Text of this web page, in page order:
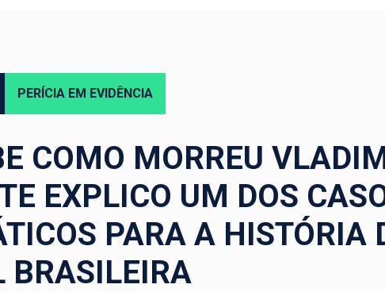
PERÍCIA EM EVIDÊNCIA
COMO MORREU
EXPLICO UM DOS
PARA A HISTÓRIA
BRASILEIRA